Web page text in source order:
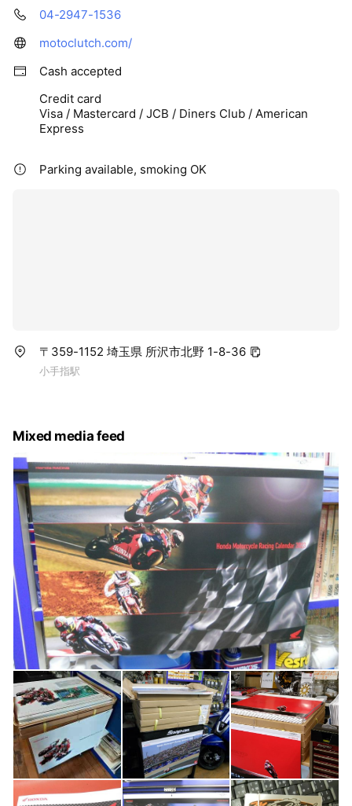
04-2947-1536
motoclutch.com/
Cash accepted
Credit card
Visa / Mastercard / JCB / Diners Club / American
Express
Parking available, smoking OK
〒359-1152 埼玉県 所沢市北野 1-8-36
小手指駅
Mixed media feed